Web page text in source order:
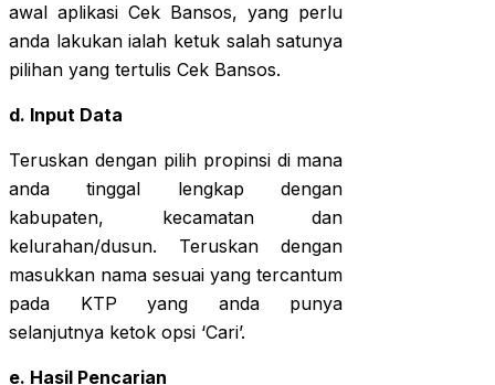
awal aplikasi Cek Bansos, yang perlu
anda lakukan ialah ketuk salah satunya
pilihan yang tertulis Cek Bansos.
d. Input Data
Teruskan dengan pilih propinsi di mana
anda tinggal lengkap dengan
kabupaten, kecamatan dan
kelurahan/dusun. Teruskan dengan
masukkan nama sesuai yang tercantum
pada KTP yang anda punya
selanjutnya ketok opsi ‘Cari’.
e. Hasil Pencarian